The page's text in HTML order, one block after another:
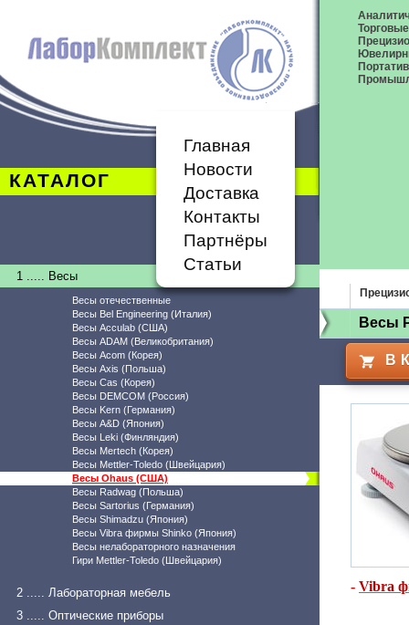
КАТАЛОГ
Главная
Новости
Доставка
Контакты
Партнёры
Статьи
1 ..... Весы
Весы отечественные
Весы Bel Engineering (Италия)
Весы Acculab (США)
Весы ADAM (Великобритания)
Весы Acom (Корея)
Весы Axis (Польша)
Весы Cas (Корея)
Весы DEMCOM (Россия)
Весы Kern (Германия)
Весы A&D (Япония)
Весы Leki (Финляндия)
Весы Mertech (Корея)
Весы Mettler-Toledo (Швейцария)
Весы Ohaus (США)
Весы Radwag (Польша)
Весы Sartorius (Германия)
Весы Shimadzu (Япония)
Весы Vibra фирмы Shinko (Япония)
Весы нелабораторного назначения
Гири Mettler-Toledo (Швейцария)
2 ..... Лабораторная мебель
3 ..... Оптические приборы
Весы
В
- Vibra